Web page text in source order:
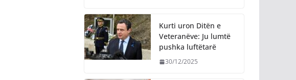
Kurti uron Ditën e
Veteranëve: Ju lumtë
pushka luftëtarë
30/12/2025